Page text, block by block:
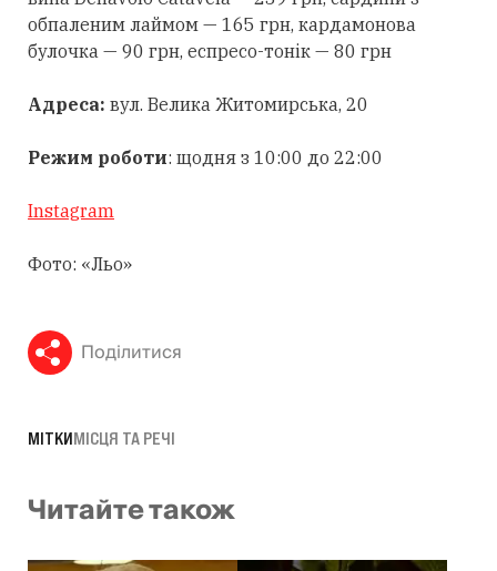
обпаленим лаймом — 165 грн, кардамонова
булочка — 90 грн, еспресо-тонік — 80 грн
Адреса: вул. Велика Житомирська, 20
Режим роботи: щодня з 10:00 до 22:00
Instagram
Фото: «Льо»
Поділитися
МІТКИМІСЦЯ ТА РЕЧІ
Читайте також